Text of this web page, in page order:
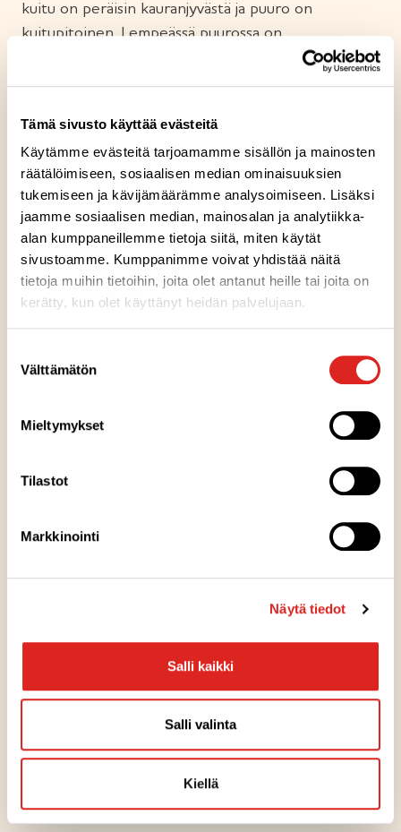
Tämä sivusto käyttää evästeitä
Käytämme evästeitä tarjoamamme sisällön ja mainosten
räätälöimiseen, sosiaalisen median ominaisuuksien
tukemiseen ja kävijämäärämme analysoimiseen. Lisäksi
jaamme sosiaalisen median, mainosalan ja analytiikka-
alan kumppaneillemme tietoja siitä, miten käytät
sivustoamme. Kumppanimme voivat yhdistää näitä
tietoja muihin tietoihin, joita olet antanut heille tai joita on
kerätty, kun olet käyttänyt heidän palvelujaan.
valinta
Välttämätön
Mieltymykset
Tilastot
Markkinointi
Näytä tiedot
Salli kaikki
Salli valinta
Kiellä
kuitu on peräisin kauranjyvästä ja puuro on
kuitupitoinen. Lempeässä puurossa on
gluteenitonta kauraa monessa muodossa. Tuotteelle
valinta. Nauti täyteläistä puuroa aamupalaksi,
lounaaksi, välipalana sekä iltapalalla.
Ainesosat
Valmistuspaikka
TUOTTEET
Balanssi-sarja uudistuu ja laajenee
22.1.2025